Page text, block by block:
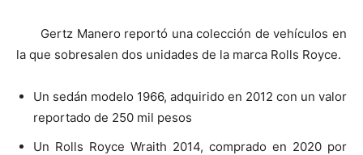
Gertz Manero reportó una colección de vehículos en
la que sobresalen dos unidades de la marca Rolls Royce.
Un sedán modelo 1966, adquirido en 2012 con un valor
reportado de 250 mil pesos
Un Rolls Royce Wraith 2014, comprado en 2020 por